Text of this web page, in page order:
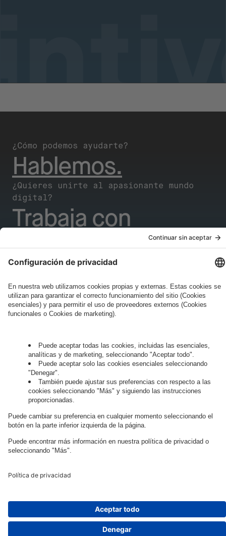
¿Cómo podemos ayudarte?
Hablemos.
¿Quieres unirte al apasionante mundo
digital?
Trabaja con
nosotros.
Governance
Cookie Settings